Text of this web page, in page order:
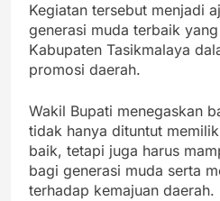
Kegiatan tersebut menjadi
generasi muda terbaik
Kabupaten Tasikmalaya
promosi daerah.
Wakil Bupati menegaskan
tidak hanya dituntut
baik, tetapi juga harus
bagi generasi muda serta
terhadap kemajuan daerah.